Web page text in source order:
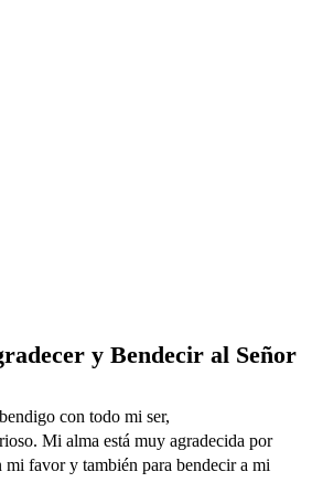
y Bendecir al Señor
con todo mi ser,
Mi alma está muy agradecida por
mi favor y también para bendecir a mi